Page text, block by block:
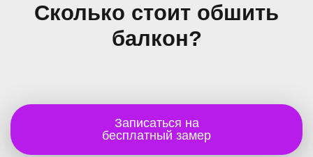
Сколько стоит обшить
балкон?
Записаться на
бесплатный замер